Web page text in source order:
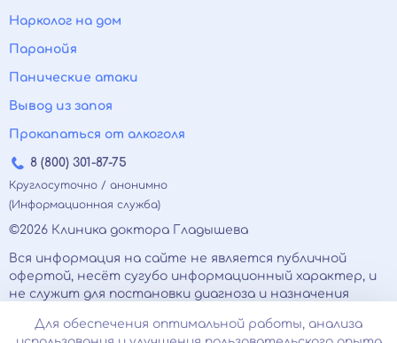
Нарколог на дом
Паранойя
Панические атаки
Вывод из запоя
Прокапаться от алкоголя
8 (800) 301-87-75
Круглосуточно / анонимно
(Информационная служба)
©2026 Клиника доктора Гладышева
Вся информация на сайте не является публичной
офертой, несёт сугубо информационный характер, и
не служит для постановки диагноза и назначения
Есть противопоказания, необходимо
Для обеспечения оптимальной работы, анализа